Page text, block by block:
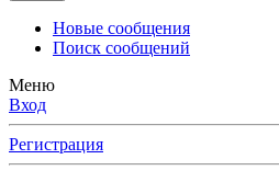
Новые сообщения
Поиск сообщений
Меню
Вход
Регистрация